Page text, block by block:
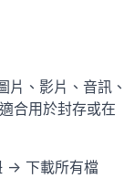
片、影片、音訊、
合用於封存或在
-> 下載所有檔